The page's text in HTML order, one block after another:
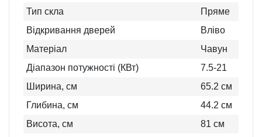
Тип скла
Пряме
Відкривання дверей
Вліво
Матеріал
Чавун
Діапазон потужності (КВт)
7.5-21
Ширина, см
65.2 см
Глибина, см
44.2 см
Висота, см
81 см